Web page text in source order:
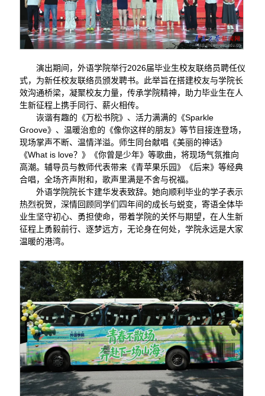
演出期间，外语学院举行2026届毕业生校友联络员聘任仪
式，为新任校友联络员颁发聘书。此举旨在搭建校友与学院长
效沟通桥梁，凝聚校友力量，传承学院精神，助力毕业生在人
生新征程上携手同行、薪火相传。
诙谐有趣的《万松书院》、活力满满的《Sparkle
Groove》、温暖治愈的《像你这样的朋友》等节目接连登场，
现场掌声不断、温情洋溢。师生同台献唱《美丽的神话》
《What is love？》《你曾是少年》等歌曲，将现场气氛推向
高潮。辅导员与教师代表带来《青苹果乐园》《后来》等经典
合唱，全场齐声附和，歌声里满是不舍与祝福。
外语学院院长卞建华发表致辞。她向顺利毕业的学子表示
热烈祝贺，深情回顾同学们四年间的成长与蜕变，寄语全体毕
业生坚守初心、勇担使命，带着学院的关怀与期望，在人生新
征程上勇毅前行、逐梦远方，无论身在何处，学院永远是大家
温暖的港湾。